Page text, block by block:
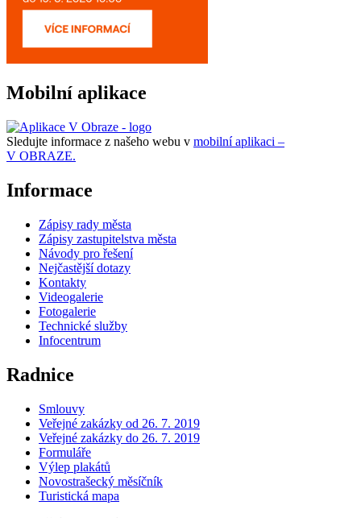
Mobilní aplikace
Sledujte informace z našeho webu v mobilní aplikaci –
V OBRAZE.
Informace
Zápisy rady města
Zápisy zastupitelstva města
Návody pro řešení
Nejčastější dotazy
Kontakty
Videogalerie
Fotogalerie
Technické služby
Infocentrum
Radnice
Smlouvy
Veřejné zakázky od 26. 7. 2019
Veřejné zakázky do 26. 7. 2019
Formuláře
Výlep plakátů
Novostrašecký měsíčník
Turistická mapa